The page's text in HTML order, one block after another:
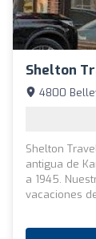
Shelton
4800
Shelton
antigua de
a 1945.
vacaciones